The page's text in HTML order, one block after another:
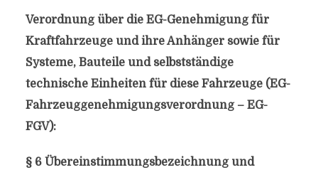
Verordnung über die EG-Genehmigung für
Kraftfahrzeuge und ihre Anhänger sowie für
Systeme, Bauteile und selbstständige
technische Einheiten für diese Fahrzeuge (EG-
Fahrzeuggenehmigungsverordnung – EG-
FGV):
§ 6 Übereinstimmungsbezeichnung und